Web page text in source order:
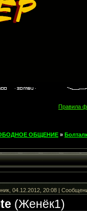
Правила
ОБЩЕНИЕ »
04.12.2012, 20:08 |
(Женёк1)